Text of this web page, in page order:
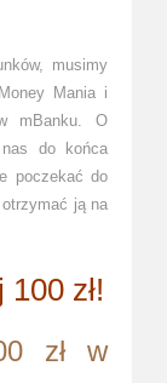
musimy
Mania i
mBanku. O
nas do końca
poczekać do
ją na
zł!
zł w